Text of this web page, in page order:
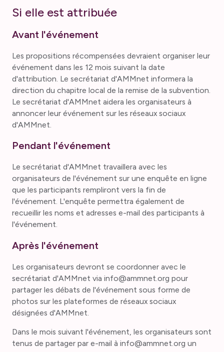
Si elle est attribuée
Avant l'événement
Les propositions récompensées devraient organiser leur
événement dans les 12 mois suivant la date
d'attribution. Le secrétariat d'AMMnet informera la
direction du chapitre local de la remise de la subvention.
Le secrétariat d'AMMnet aidera les organisateurs à
annoncer leur événement sur les réseaux sociaux
d'AMMnet.
Pendant l'événement
Le secrétariat d'AMMnet travaillera avec les
organisateurs de l'événement sur une enquête en ligne
que les participants rempliront vers la fin de
l'événement. L'enquête permettra également de
recueillir les noms et adresses e-mail des participants à
l'événement.
Après l'événement
Les organisateurs devront se coordonner avec le
secrétariat d'AMMnet via info@ammnet.org pour
partager les débats de l'événement sous forme de
photos sur les plateformes de réseaux sociaux
désignées d'AMMnet.
Dans le mois suivant l'événement, les organisateurs sont
tenus de partager par e-mail à info@ammnet.org un